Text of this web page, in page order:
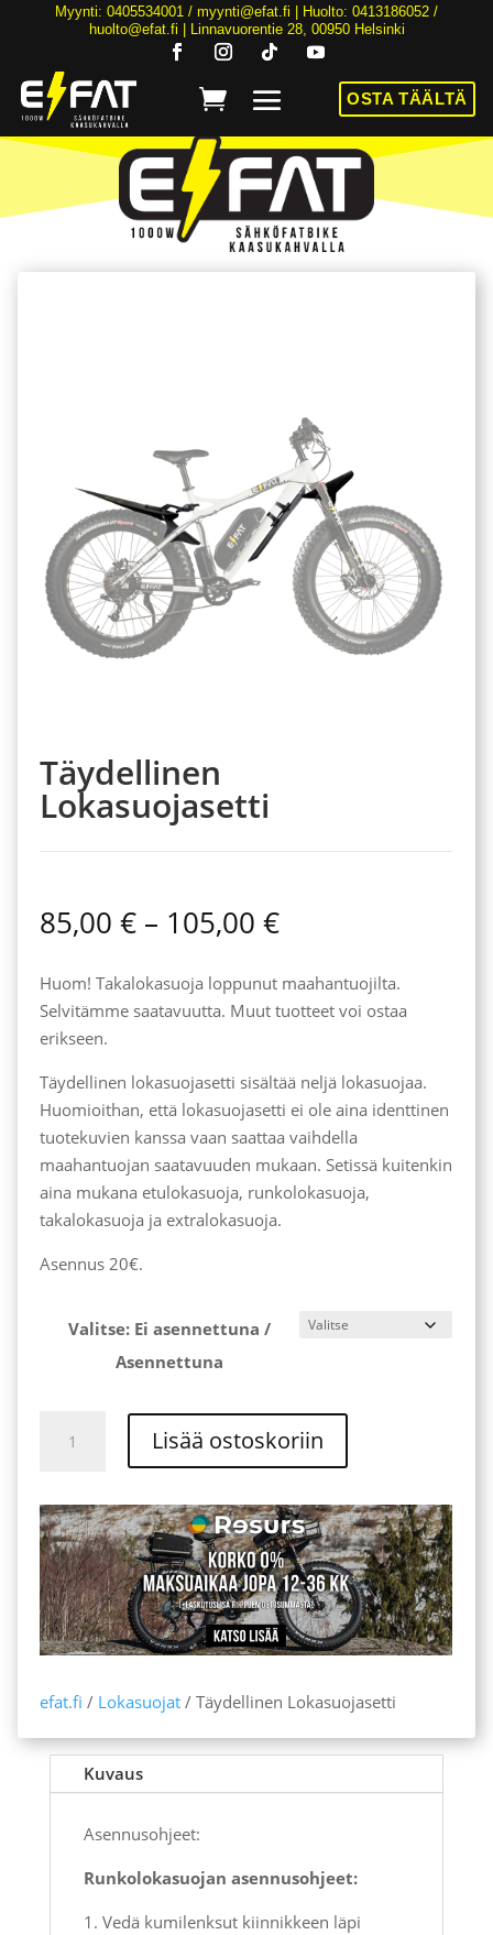
Myynti: 0405534001 / myynti@efat.fi | Huolto: 0413186052 /
huolto@efat.fi | Linnavuorentie 28, 00950 Helsinki
OSTA TÄÄLTÄ
HINTA NYT ALK. 2899€! | 36KK KOROTONTA MAKSUAIKAA | ALK. 89€/KK
Täydellinen
Lokasuojasetti
85,00 € – 105,00 €Hintaluokka:
-
105,00 €
Huom! Takalokasuoja loppunut maahantuojilta.
Selvitämme saatavuutta. Muut tuotteet voi ostaa
erikseen.
Täydellinen lokasuojasetti sisältää neljä lokasuojaa.
Huomioithan, että lokasuojasetti ei ole aina identtinen
tuotekuvien kanssa vaan saattaa vaihdella
maahantuojan saatavuuden mukaan. Setissä kuitenkin
aina mukana etulokasuoja, runkolokasuoja,
takalokasuoja ja extralokasuoja.
Asennus 20€.
Valitse: Ei asennettuna /
Asennettuna
Lokasuojasetti
Lisää ostoskoriin
efat.fi / Lokasuojat/ Täydellinen Lokasuojasetti
Kuvaus
Asennusohjeet:
Runkolokasuojan asennusohjeet:
1. Vedä kumilenksut kiinnikkeen läpi